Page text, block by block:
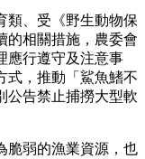
類、受《野生動物保
的相關措施，農委會
應行遵守及注意事
式，推動「鯊魚鰭不
公告禁止捕撈大型軟
脆弱的漁業資源，也